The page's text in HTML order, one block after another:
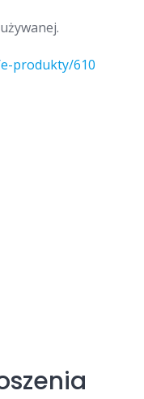
produkty/610